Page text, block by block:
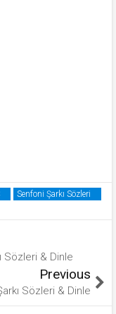
Senfoni Şarkı Sözleri
Sözleri & Dinle
Previous
Sözleri & Dinle